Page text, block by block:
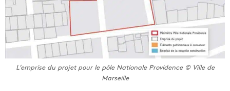
L’emprise du projet pour le pôle Nationale Providence © Ville de
Marseille